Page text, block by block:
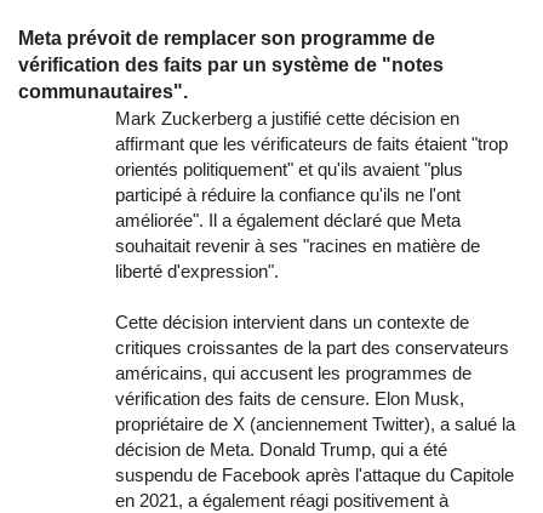
Meta prévoit de remplacer son programme de
vérification des faits par un système de "notes
communautaires".
Mark Zuckerberg a justifié cette décision en
affirmant que les vérificateurs de faits étaient "trop
orientés politiquement" et qu'ils avaient "plus
participé à réduire la confiance qu'ils ne l'ont
améliorée". Il a également déclaré que Meta
souhaitait revenir à ses "racines en matière de
liberté d'expression".
Cette décision intervient dans un contexte de
critiques croissantes de la part des conservateurs
américains, qui accusent les programmes de
vérification des faits de censure. Elon Musk,
propriétaire de X (anciennement Twitter), a salué la
décision de Meta. Donald Trump, qui a été
suspendu de Facebook après l'attaque du Capitole
en 2021, a également réagi positivement à